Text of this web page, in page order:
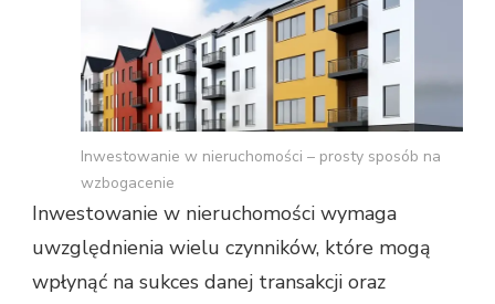
Inwestowanie w nieruchomości – prosty sposób na
wzbogacenie
Inwestowanie w nieruchomości wymaga
uwzględnienia wielu czynników, które mogą
wpłynąć na sukces danej transakcji oraz